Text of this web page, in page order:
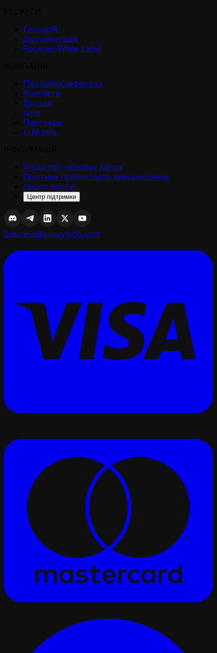
Глосарій
Документація
Реселер White Label
Програма рефералів
Контакти
Відгуки
Ціни
Партнери
LLM Info
Угода про обробку даних
Політика прийнятного використання
Умови послуг
Центр підтримки
business@proxywing.com